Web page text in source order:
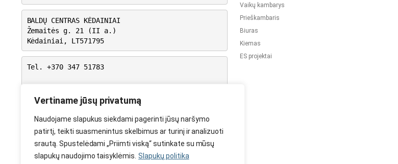
Vertiname jūsų privatumą
Naudojame slapukus siekdami pagerinti jūsų naršymo
patirtį, teikti suasmenintus skelbimus ar turinį ir analizuoti
srautą. Spustelėdami „Priimti viską“ sutinkate su mūsų
slapukų naudojimo taisyklėmis. Slapukų politika
BALDŲ CENTRAS KĖDAINIAI
Žemaitės g. 21 (II a.)
Kėdainiai, LT571795
Tel. +370 347 51783
VI: 9.00 – 15.00
VII: Nedirbame
Vaikų kambarys
Prieškambaris
Biuras
Kiemas
ES projektai